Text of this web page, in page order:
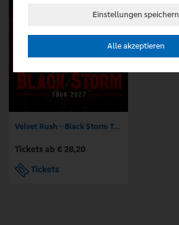
Velvet Rush - Black Storm Tour 2027
Tickets ab € 28,20
Tickets
Einstellungen speichern
Alle akzeptieren